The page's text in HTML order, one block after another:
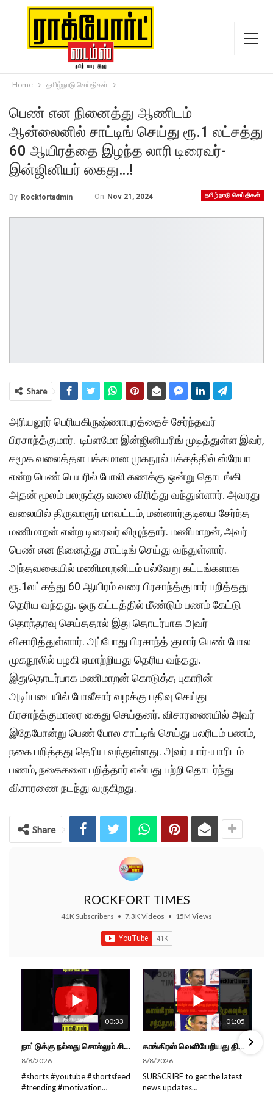
Home தமிழ்நாடு செய்திகள்
பெண் என நினைத்து ஆணிடம்
ஆன்லைனில் சாட்டிங் செய்து ரூ.1 லட்சத்து
60 ஆயிரத்தை இழந்த லாரி டிரைவர்-
இன்ஜினியர் கைது…!
தமிழ்நாடு செய்திகள்
By Rockfortadmin On Nov 21, 2024
Share
அரியலூர் பெரியகிருஷ்ணாபுரத்தைச் சேர்ந்தவர்
பிரசாந்த்குமார். டிப்ளமோ இன்ஜினியரிங் முடித்துள்ள இவர்,
சமூக வலைத்தள பக்கமான முகநூல் பக்கத்தில் ஸ்ரேயா
என்ற பெண் பெயரில் போலி கணக்கு ஒன்று தொடங்கி
அதன் மூலம் பலருக்கு வலை விரித்து வந்துள்ளார். அவரது
வலையில் திருவாரூர் மாவட்டம், மன்னார்குடியை சேர்ந்த
மணிமாறன் என்ற டிரைவர் விழுந்தார். மணிமாறன், அவர்
பெண் என நினைத்து சாட்டிங் செய்து வந்துள்ளார்.
அந்தவகையில் மணிமாறனிடம் பல்வேறு கட்டங்களாக
ரூ.1லட்சத்து 60 ஆயிரம் வரை பிரசாந்த்குமார் பறித்தது
தெரிய வந்தது. ஒரு கட்டத்தில் மீண்டும் பணம் கேட்டு
தொந்தரவு செய்ததால் இது தொடர்பாக அவர்
விசாரித்துள்ளார். அப்போது பிரசாந்த் குமார் பெண் போல
முகநூலில் பழகி ஏமாற்றியது தெரிய வந்தது.
இதுதொடர்பாக மணிமாறன் கொடுத்த புகாரின்
அடிப்படையில் போலீசார் வழக்கு பதிவு செய்து
பிரசாந்த்குமாரை கைது செய்தனர். விசாரணையில் அவர்
இதேபோன்று பெண் போல சாட்டிங் செய்து பலரிடம் பணம்,
நகை பறித்தது தெரிய வந்துள்ளது. அவர் யார்-யாரிடம்
பணம், நகைகளை பறித்தார் என்பது பற்றி தொடர்ந்து
விசாரணை நடந்து வருகிறது.
Share
ROCKFORT TIMES
41K Subscribers • 7.3K Videos • 15M Views
00:33
நாட்டுக்கு நல்லது சொல்லும் சிறப்பான மேடைப்பேச்சு... #shorts #subscribe #video
8/8/2026
#shorts #youtube #shortsfeed
#trending #motivation
01:05
காங்கிரஸ் வெளியேறியது திமுகவுக்கு சந்தோசம் தான்... - அமைச்சர் அருண்ராஜ்
8/8/2026
SUBSCRIBE to get the latest
news updates